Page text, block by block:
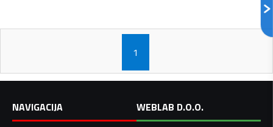
1
NAVIGACIJA
WEBLAB D.O.O.